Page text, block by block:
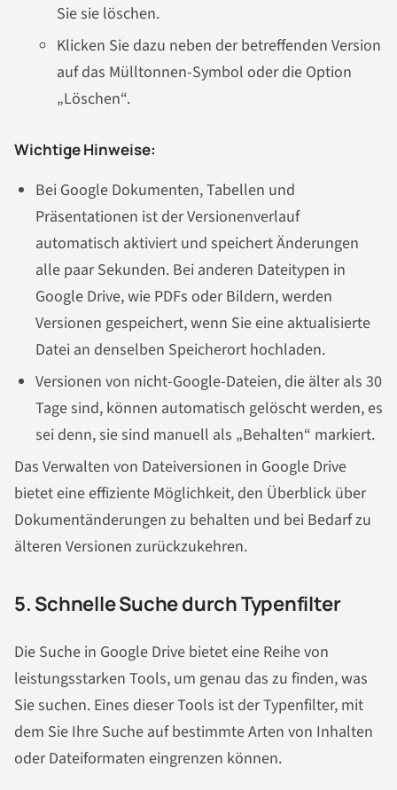
Sie sie löschen.
Klicken Sie dazu neben der betreffenden Version
auf das Mülltonnen-Symbol oder die Option
„Löschen“.
Wichtige Hinweise:
Bei Google Dokumenten, Tabellen und
Präsentationen ist der Versionenverlauf
automatisch aktiviert und speichert Änderungen
alle paar Sekunden. Bei anderen Dateitypen in
Google Drive, wie PDFs oder Bildern, werden
Versionen gespeichert, wenn Sie eine aktualisierte
Datei an denselben Speicherort hochladen.
Versionen von nicht-Google-Dateien, die älter als 30
Tage sind, können automatisch gelöscht werden, es
sei denn, sie sind manuell als „Behalten“ markiert.
Das Verwalten von Dateiversionen in Google Drive
bietet eine effiziente Möglichkeit, den Überblick über
Dokumentänderungen zu behalten und bei Bedarf zu
älteren Versionen zurückzukehren.
5. Schnelle Suche durch Typenfilter
Die Suche in Google Drive bietet eine Reihe von
leistungsstarken Tools, um genau das zu finden, was
Sie suchen. Eines dieser Tools ist der Typenfilter, mit
dem Sie Ihre Suche auf bestimmte Arten von Inhalten
oder Dateiformaten eingrenzen können.